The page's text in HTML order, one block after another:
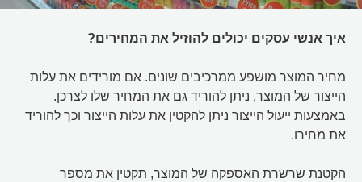
איך אנשי עסקים יכולים להוזיל את המחירים?
מחיר המוצר מושפע ממרכיבים שונים. אם מורידים את עלות
הייצור של המוצר, ניתן להוריד גם את המחיר שלו לצרכן.
באמצעות ייעול הייצור ניתן להקטין את עלות הייצור וכך להוריד
את מחירו.
הקטנת שרשרת האספקה של המוצר, תקטין את מספר